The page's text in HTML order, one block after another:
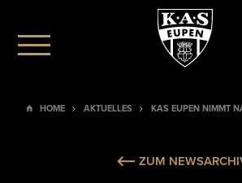
HOME AKTUELLES KAS EUPEN NIMMT
ZUM